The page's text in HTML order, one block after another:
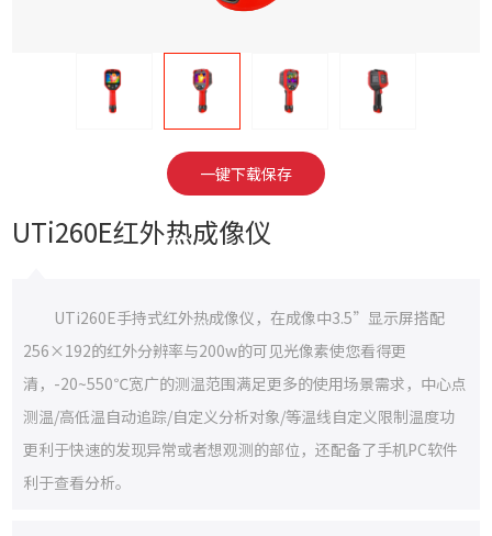
一键下载保存
UTi260E红外热成像仪
UTi260E手持式红外热成像仪，在成像中3.5”显示屏搭配
256×192的红外分辨率与200w的可见光像素使您看得更
清，-20~550℃宽广的测温范围满足更多的使用场景需求，中心点
测温/高低温自动追踪/自定义分析对象/等温线自定义限制温度功
更利于快速的发现异常或者想观测的部位，还配备了手机PC软件
利于查看分析。